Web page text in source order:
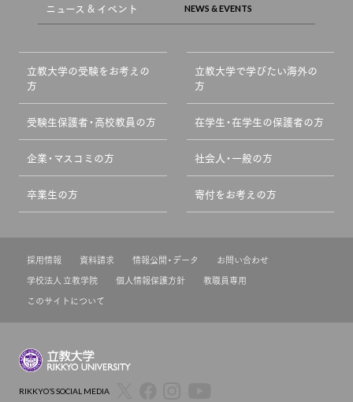
ニュース & イベント
立教大学の受験をお考えの
方
立教大学で学びたい海外の
方
受験生保護者・高校教員の方 在学生・在学生の保護者の方
企業・マスコミの方 社会人・一般の方
卒業生の方 寄付をお考えの方
採用情報 資料請求 情報公開・データ
お問い合わせ
学校法人 立教学院
個人情報保護方針
教職員専用
このサイトについて
RIKKYO’S SOCIAL MEDIA